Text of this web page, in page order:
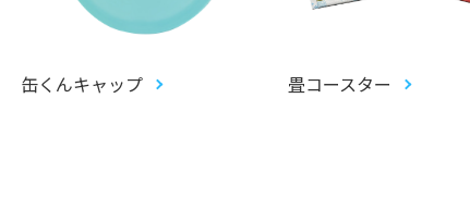
缶くんキャップ 畳コースター